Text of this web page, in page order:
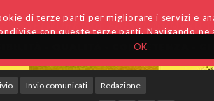
OK
di terze parti per migliorare i servizi e
con queste terze parti. Navigando
Invio comunicati Redazione